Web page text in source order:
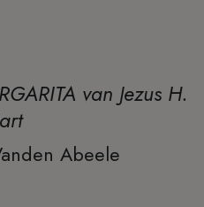
van Jezus H.
Abeele